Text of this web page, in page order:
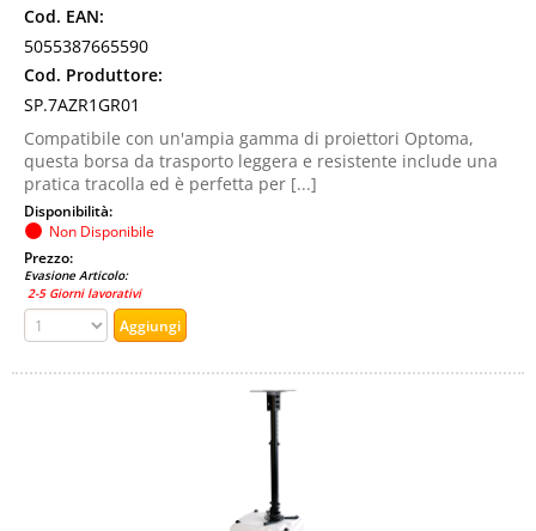
Cod. EAN:
5055387665590
Cod. Produttore:
SP.7AZR1GR01
Compatibile con un'ampia gamma di proiettori Optoma,
questa borsa da trasporto leggera e resistente include una
pratica tracolla ed è perfetta per [...]
Disponibilità:
Non Disponibile
Prezzo:
Evasione Articolo:
2-5 Giorni lavorativi